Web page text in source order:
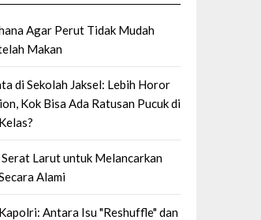
Agar Perut Tidak Mudah
Makan
di Sekolah Jaksel: Lebih Horor
Kok Bisa Ada Ratusan Pucuk di
Larut untuk Melancarkan
Alami
Antara Isu "Reshuffle" dan